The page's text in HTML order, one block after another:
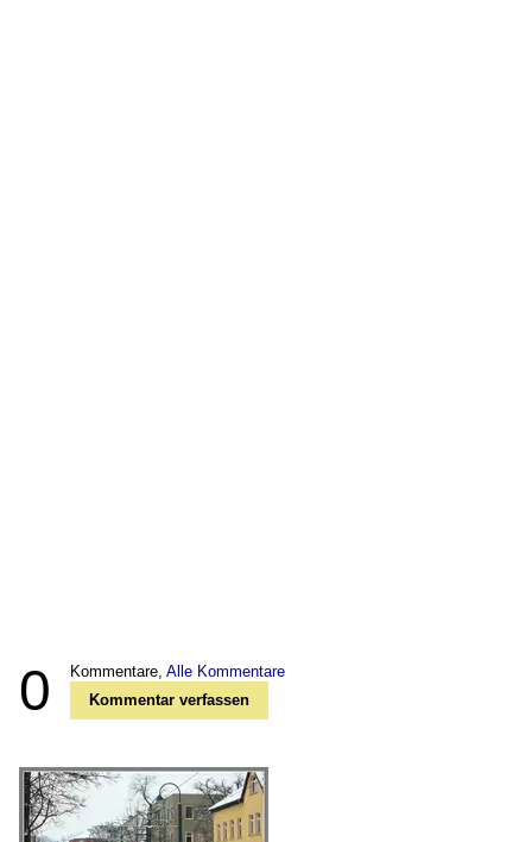
0 Kommentare, Alle Kommentare
Kommentar verfassen